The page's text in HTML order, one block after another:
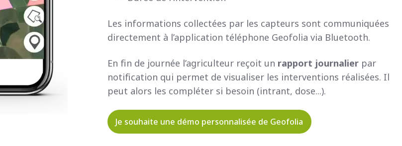
Les informations collectées par les capteurs sont communiquées
directement à l’application téléphone Geofolia via Bluetooth.
En fin de journée l’agriculteur reçoit un rapport journalier par
notification qui permet de visualiser les interventions réalisées. Il
peut alors les compléter si besoin (intrant, dose...).
Je souhaite une démo personnalisée de Geofolia